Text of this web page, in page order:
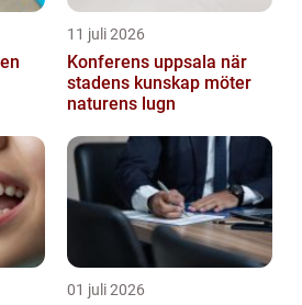
11 juli 2026
Konferens uppsala när
stadens kunskap möter
naturens lugn
01 juli 2026